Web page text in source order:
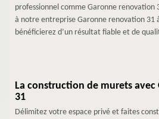
professionnel comme Garonne renovation
à notre entreprise Garonne renovation 31
bénéficierez d’un résultat fiable et de
La construction de murets
31
Délimitez votre espace privé et faites